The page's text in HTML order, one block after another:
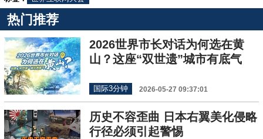
热门推荐
2026世界市长对话为何选在黄
山？这座“双世遗”城市有底气
国际3分钟 2026-05-27 09:37:01
历史不容歪曲 日本右翼美化侵略
行径必须引起警惕